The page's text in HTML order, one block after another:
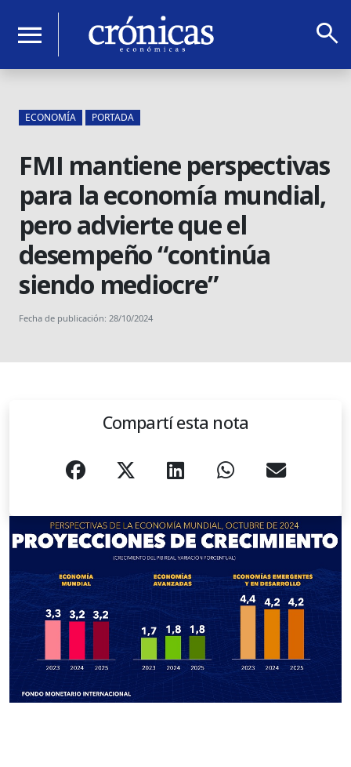
menu search
ECONOMÍA PORTADA
FMI mantiene perspectivas
para la economía mundial,
pero advierte que el
desempeño “continúa
siendo mediocre”
Fecha de publicación: 28/10/2024
Compartí esta nota